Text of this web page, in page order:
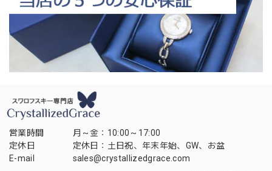
営業時間
月～金：10:00～17:00
定休日
定休日：土日祝、年末年始、GW、お盆
E-mail
sales@crystallizedgrace.com